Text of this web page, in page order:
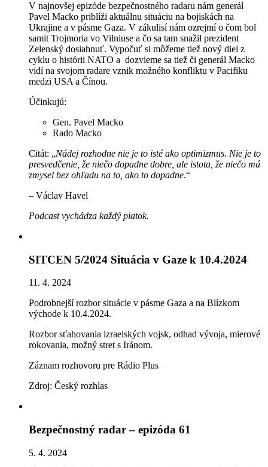
V najnovšej epizóde bezpečnostného radaru nám generál
Pavel Macko priblíži aktuálnu situáciu na bojiskách na
Ukrajine a v pásme Gaza. V zákulisí nám ozrejmí o čom bol
samit Trojmoria vo Vilniuse a čo sa tam snažil prezident
Zelenský dosiahnuť. Vypočuť si môžeme tiež nový diel z
cyklu o histórii NATO a dozvieme sa tiež či generál Macko
vidí na svojom radare vznik možného konfliktu v Pacifiku
medzi USA a Čínou.
Účinkujú:
Gen. Pavel Macko
Rado Macko
Citát: „Nádej rozhodne nie je to isté ako optimizmus. Nie je to
presvedčenie, že niečo dopadne dobre, ale istota, že niečo má
zmysel bez ohľadu na to, ako to dopadne.“
– Václav Havel
Podcast vychádza každý piatok.
SITCEN 5/2024 Situácia v Gaze k 10.4.2024
11. 4. 2024
Podrobnejší rozbor situácie v pásme Gaza a na Blízkom
východe k 10.4.2024.
Rozbor sťahovania izraelských vojsk, odhad vývoja, mierové
rokovania, možný stret s Iránom.
Záznam rozhovoru pre Rádio Plus
Zdroj: Český rozhlas
Bezpečnostný radar – epizóda 61
5. 4. 2024